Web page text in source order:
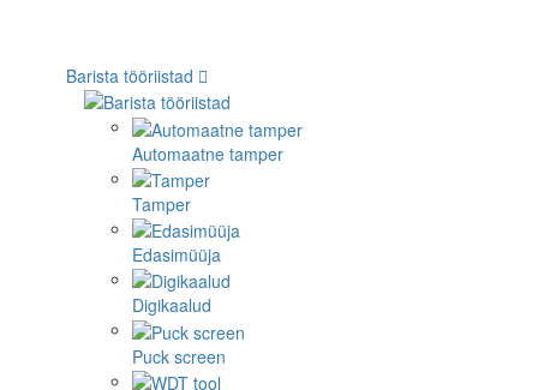
Barista tööriistad
Automaatne tamper
Tamper
Edasimüüja
Digikaalud
Puck screen